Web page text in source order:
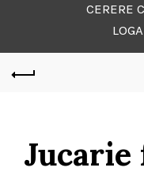
CERERE